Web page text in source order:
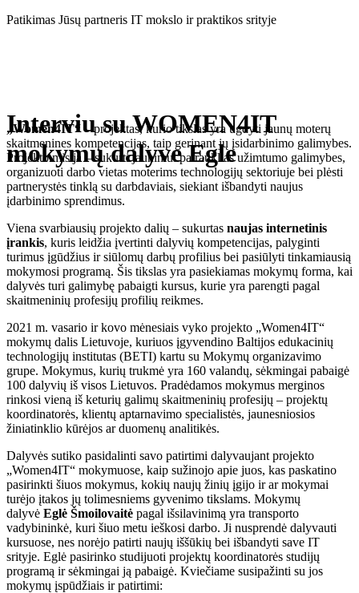
Eiti
Patikimas Jūsų partneris IT mokslo ir praktikos srityje
Interviu su WOMEN4IT
mokymų dalyve Egle
„Women4IT“– projektas, kurio tikslas yra ugdyti jaunų moterų
skaitmenines kompetencijas, taip gerinant jų įsidarbinimo galimybes.
Projekto misija – sukurti jaunimui patrauklias užimtumo galimybes,
organizuoti darbo vietas moterims technologijų sektoriuje bei plėsti
partnerystės tinklą su darbdaviais, siekiant išbandyti naujus
įdarbinimo sprendimus.
Viena svarbiausių projekto dalių – sukurtas naujas internetinis
įrankis, kuris leidžia įvertinti dalyvių kompetencijas, palyginti
turimus įgūdžius ir siūlomų darbų profilius bei pasiūlyti tinkamiausią
mokymosi programą. Šis tikslas yra pasiekiamas mokymų forma, kai
dalyvės turi galimybę pabaigti kursus, kurie yra parengti pagal
skaitmeninių profesijų profilių reikmes.
2021 m. vasario ir kovo mėnesiais vyko projekto „Women4IT“
mokymų dalis Lietuvoje, kuriuos įgyvendino Baltijos edukacinių
technologijų institutas (BETI) kartu su Mokymų organizavimo
grupe. Mokymus, kurių trukmė yra 160 valandų, sėkmingai pabaigė
100 dalyvių iš visos Lietuvos. Pradėdamos mokymus merginos
rinkosi vieną iš keturių galimų skaitmeninių profesijų – projektų
koordinatorės, klientų aptarnavimo specialistės, jaunesniosios
žiniatinklio kūrėjos ar duomenų analitikės.
Dalyvės sutiko pasidalinti savo patirtimi dalyvaujant projekto
„Women4IT“ mokymuose, kaip sužinojo apie juos, kas paskatino
pasirinkti šiuos mokymus, kokių naujų žinių įgijo ir ar mokymai
turėjo įtakos jų tolimesniems gyvenimo tikslams. Mokymų
dalyvė Eglė Šmoilovaitė pagal išsilavinimą yra transporto
vadybininkė, kuri šiuo metu ieškosi darbo. Ji nusprendė dalyvauti
kursuose, nes norėjo patirti naujų iššūkių bei išbandyti save IT
srityje. Eglė pasirinko studijuoti projektų koordinatorės studijų
programą ir sėkmingai ją pabaigė. Kviečiame susipažinti su jos
mokymų įspūdžiais ir patirtimi: